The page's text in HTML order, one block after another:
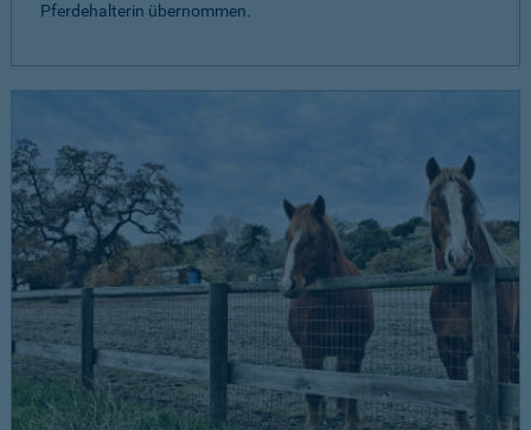
Pferdehalterin übernommen.